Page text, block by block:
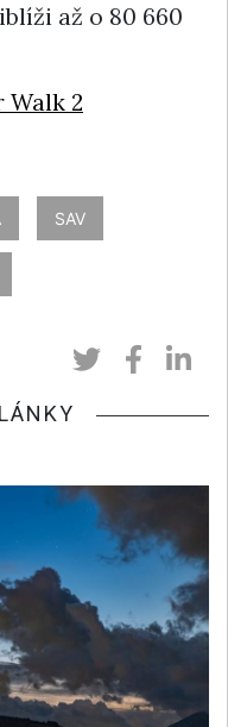
až o 80 660
Walk 2
SAV